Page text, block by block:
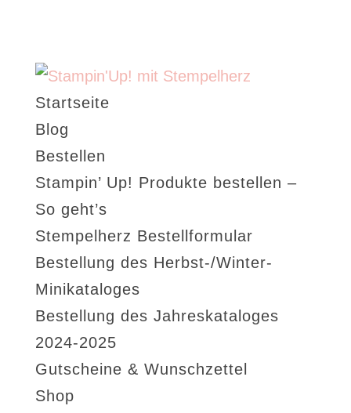
Startseite
Blog
Bestellen
Stampin’ Up! Produkte bestellen –
So geht’s
Stempelherz Bestellformular
Bestellung des Herbst-/Winter-
Minikataloges
Bestellung des Jahreskataloges
2024-2025
Gutscheine & Wunschzettel
Shop